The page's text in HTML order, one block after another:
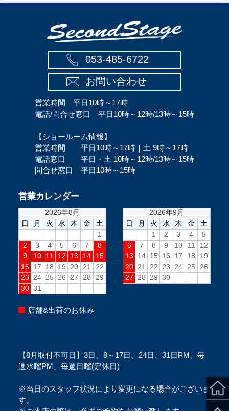
053-485-6722
お問い合わせ
営業時間 平日10時～17時
電話/問合せ窓口 平日10時～12時/13時～15時
【ショールーム情報】
営業時間 平日10時～17時｜土 9時～17時
電話窓口 平日・土 10時～12時/13時～15時
問合せ窓口 平日10時～15時
営業カレンダー
店舗&出荷のお休み
【8月取付不可日】3日、8～17日、24日、31日PM、毎
週水曜PM、毎週日曜(定休日)
※当日のスタッフ状況により変更になる場合がございま
す。